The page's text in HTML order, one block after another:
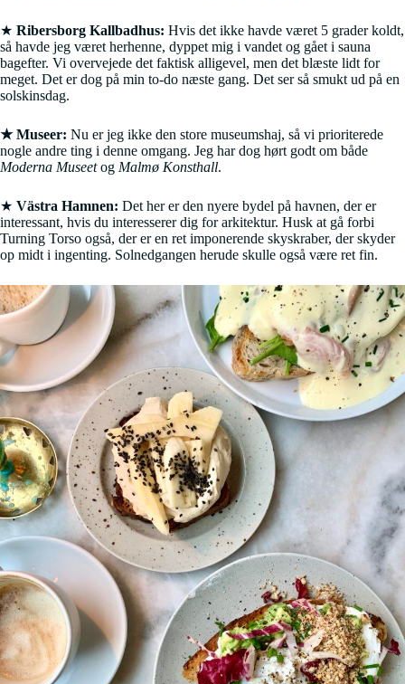
★ Ribersborg Kallbadhus: Hvis det ikke havde været 5 grader koldt,
så havde jeg været herhenne, dyppet mig i vandet og gået i sauna
bagefter. Vi overvejede det faktisk alligevel, men det blæste lidt for
meget. Det er dog på min to-do næste gang. Det ser så smukt ud på en
solskinsdag.
★ Museer: Nu er jeg ikke den store museumshaj, så vi prioriterede
nogle andre ting i denne omgang. Jeg har dog hørt godt om både
Moderna Museetog Malmø Konsthall.
★ Västra Hamnen: Det her er den nyere bydel på havnen, der er
interessant, hvis du interesserer dig for arkitektur. Husk at gå forbi
Turning Torso også, der er en ret imponerende skyskraber, der skyder
op midt i ingenting. Solnedgangen herude skulle også være ret fin.